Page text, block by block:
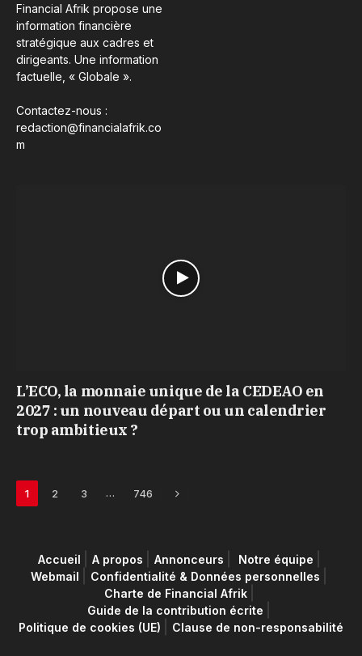
Financial Afrik propose une
information financière
stratégique aux cadres et
dirigeants. Une information
factuelle, « Globale ».
Contactez-nous :
redaction@financialafrik.co
m
L’ECO, la monnaie unique de la CEDEAO en
2027 : un nouveau départ ou un calendrier
trop ambitieux ?
1 2 3 … 746 Next
Accueil A propos Annonceurs
Notre équipe
Webmail
Confidentialité & Données personnelles
Charte de Financial Afrik
Guide de la contribution écrite
Politique de cookies (UE)
Clause de non-responsabilité